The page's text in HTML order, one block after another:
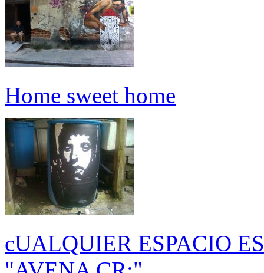
Home sweet home
cUALQUIER ESPACIO